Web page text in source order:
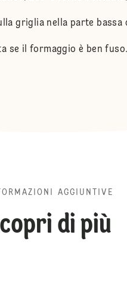
griglia nella parte
se il formaggio è ben
AGGIUNTIVE
di più